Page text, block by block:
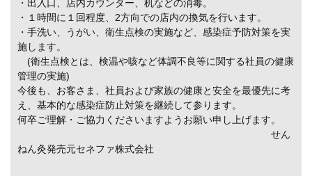
・出入口、店内カウンター、机などの消毒。
・１時間に１回程度、2方向での店内の換気を行います。
・手洗い、うがい、衛生点検の実施など、感染症予防対策を実
施します。
(衛生点検とは、検温や咳など体調不良等に関する社員の健康
管理の実施)
今後も、お客さま、社員および家族の健康と安全を最優先に考
え、基本的な感染症防止対策を継続して参ります。
何卒ご理解・ご協力くださいますようお願い申し上げます。
せん
ねん灸発売元セネファ株式会社